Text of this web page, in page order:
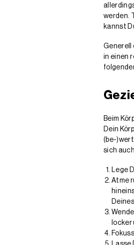
werden.
kannst
Generell
in einen
Beim
Dein
(be-
sich
Lege
Atme
locker